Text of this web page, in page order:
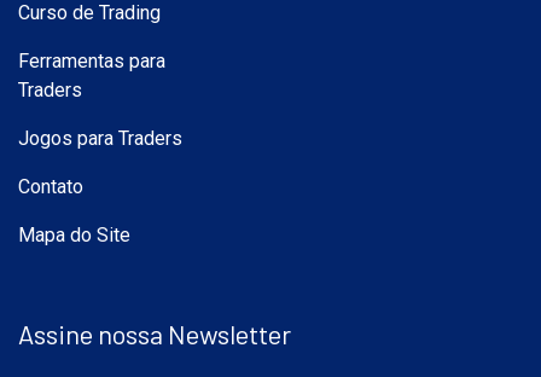
Curso de Trading
Ferramentas para
Traders
Jogos para Traders
Contato
Mapa do Site
Assine nossa Newsletter